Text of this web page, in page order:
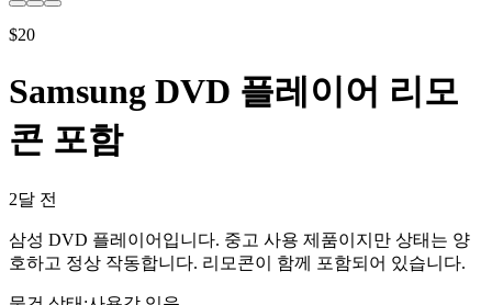
$20
Samsung DVD 플레이어 리모
콘 포함
2달 전
삼성 DVD 플레이어입니다. 중고 사용 제품이지만 상태는 양
호하고 정상 작동합니다. 리모콘이 함께 포함되어 있습니다.